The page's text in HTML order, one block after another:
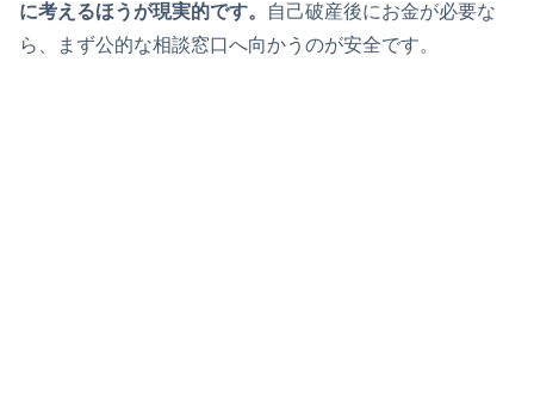
に考えるほうが現実的です。
自己破産後にお金が必要な
ら、まず公的な相談窓口へ向かうのが安全です。